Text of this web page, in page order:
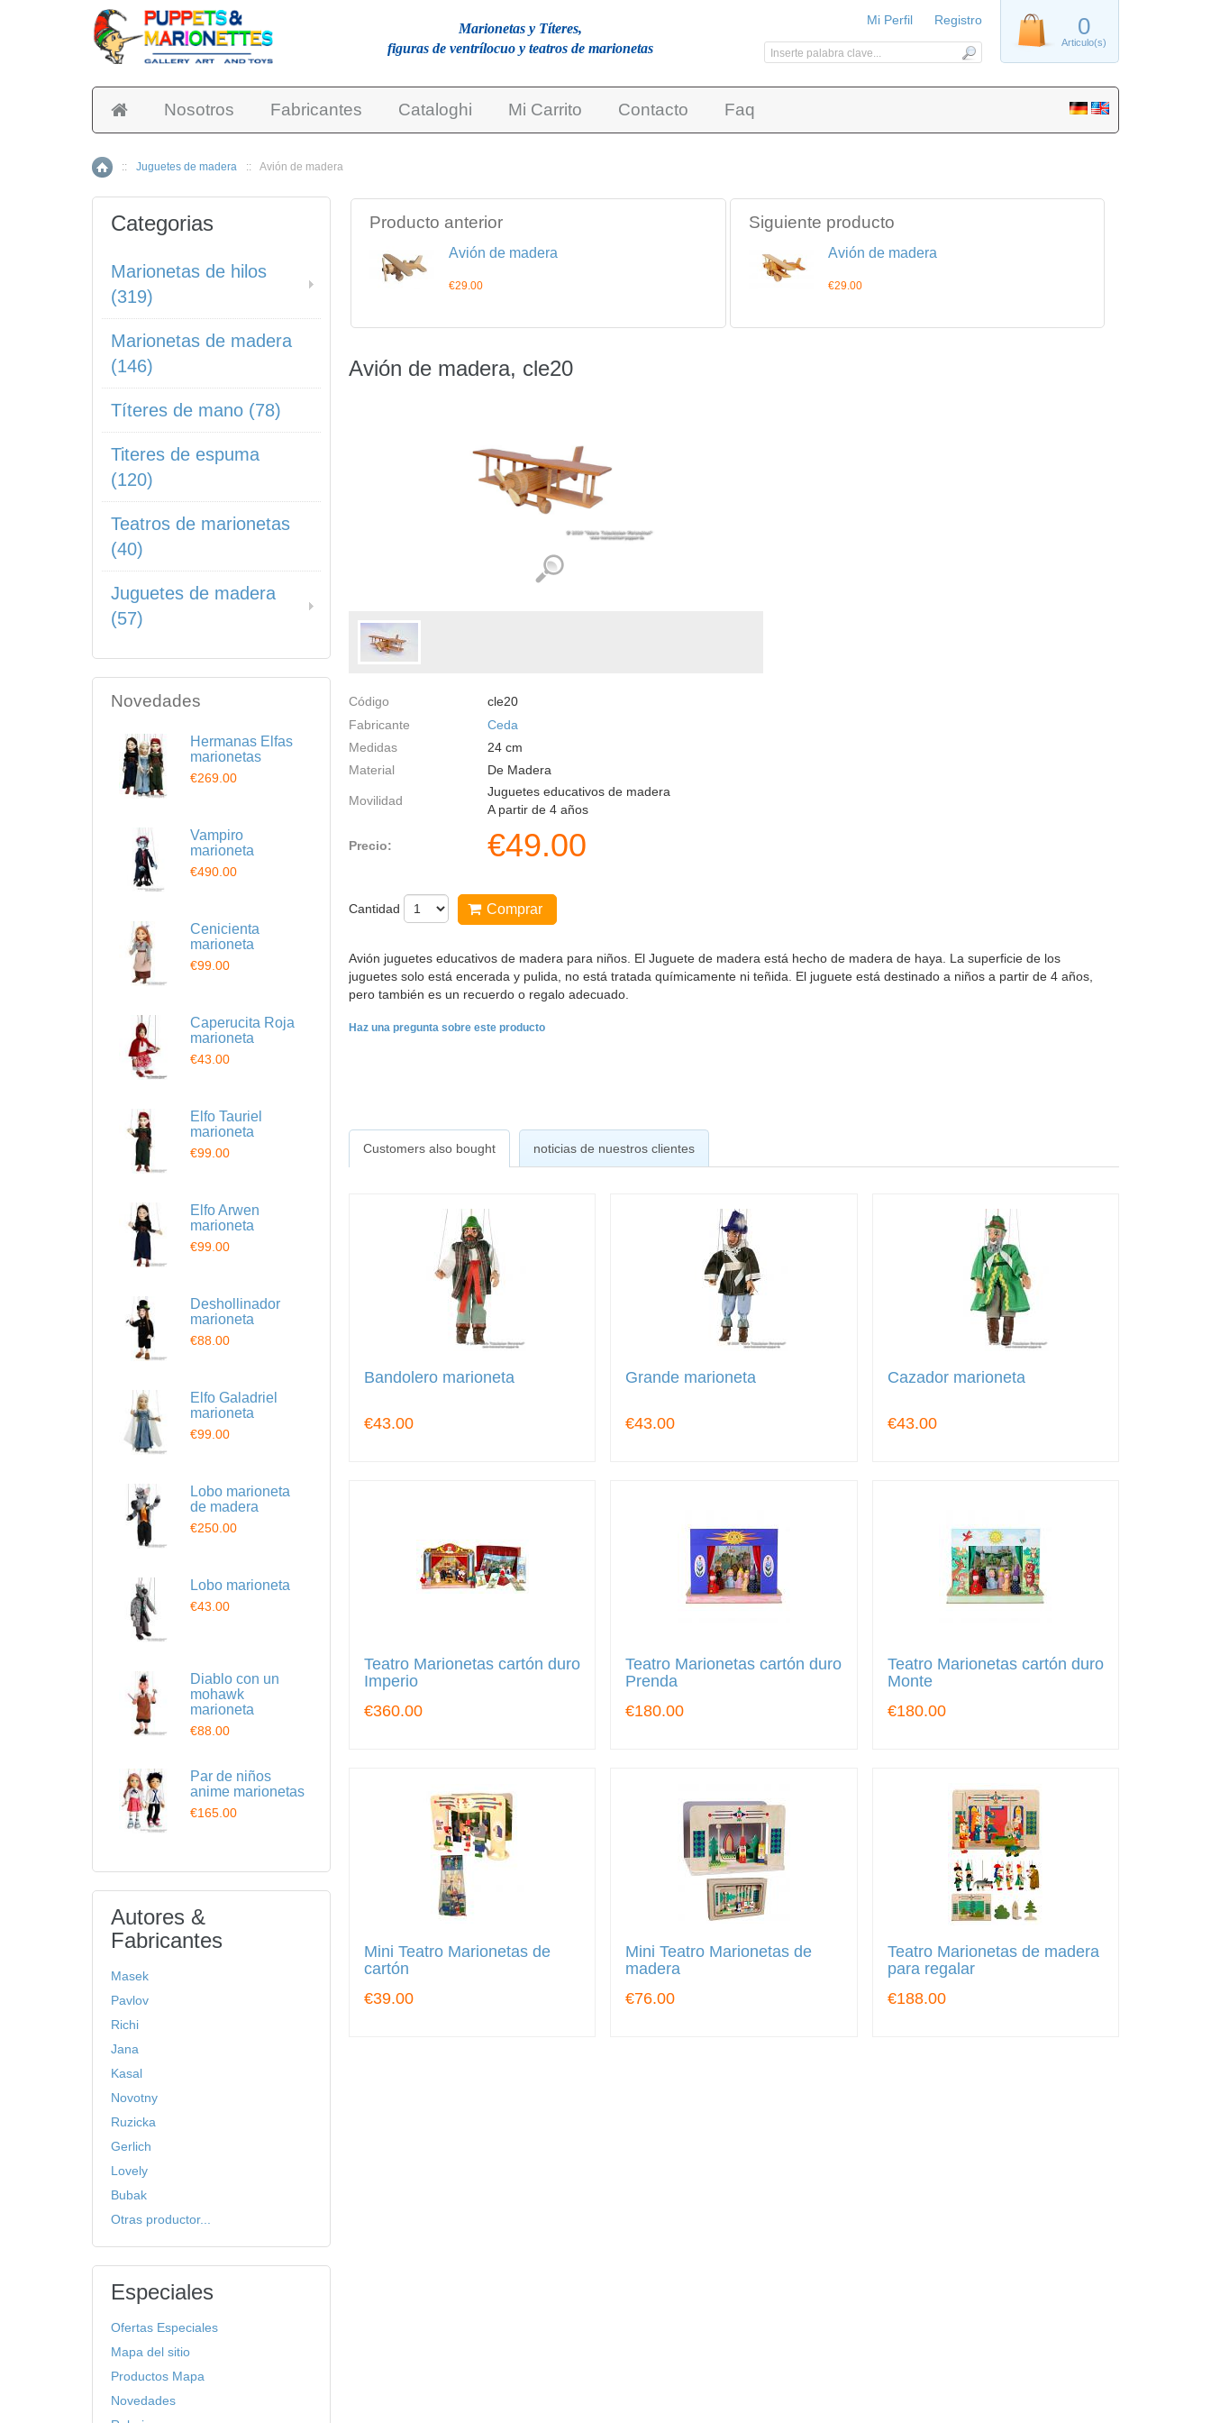
Nosotros Fabricantes Cataloghi Mi Carrito Contacto Faq
Inicio
:: Juguetes de madera :: Avión de madera
Producto anterior
Avión de madera
€29.00
Siguiente producto
Avión de madera
€29.00
Avión de madera, cle20
Código
cle20
Fabricante
Ceda
Medidas
24 cm
Material
De Madera
Movilidad
Juguetes educativos de madera
A partir de 4 años
Precio: €49.00
Cantidad Comprar
Avión juguetes educativos de madera para niños. El Juguete de madera está hecho de madera de haya. La superficie de los
juguetes solo está encerada y pulida, no está tratada químicamente ni teñida. El juguete está destinado a niños a partir de 4 años,
pero también es un recuerdo o regalo adecuado.
Haz una pregunta sobre este producto
Customers also bought noticias de nuestros clientes
Bandolero marioneta
€43.00
Grande marioneta
€43.00
Cazador marioneta
€43.00
Teatro Marionetas cartón duro
Imperio
€360.00
Teatro Marionetas cartón duro
Prenda
€180.00
Teatro Marionetas cartón duro
Monte
€180.00
Mini Teatro Marionetas de
cartón
€39.00
Mini Teatro Marionetas de
madera
€76.00
Teatro Marionetas de madera
para regalar
€188.00
Categorias
Marionetas de hilos
(319)
Marionetas de madera
(146)
Títeres de mano (78)
Titeres de espuma
(120)
Teatros de marionetas
(40)
Juguetes de madera
(57)
Novedades
Hermanas Elfas
marionetas
€269.00
Vampiro
marioneta
€490.00
Cenicienta
marioneta
€99.00
Caperucita Roja
marioneta
€43.00
Elfo Tauriel
marioneta
€99.00
Elfo Arwen
marioneta
€99.00
Deshollinador
marioneta
€88.00
Elfo Galadriel
marioneta
€99.00
Lobo marioneta
de madera
€250.00
Lobo marioneta
€43.00
Diablo con un
mohawk
marioneta
€88.00
Par de niños
anime marionetas
€165.00
Autores &
Fabricantes
Masek
Pavlov
Richi
Jana
Kasal
Novotny
Ruzicka
Gerlich
Lovely
Bubak
Otras productor...
Especiales
Ofertas Especiales
Mapa del sitio
Productos Mapa
Novedades
Marionetas y Títeres,
figuras de ventrílocuo y teatros de marionetas
0
Articulo(s)
Mi Perfil Registro